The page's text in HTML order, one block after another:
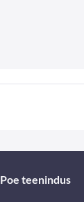
Poe teenindus